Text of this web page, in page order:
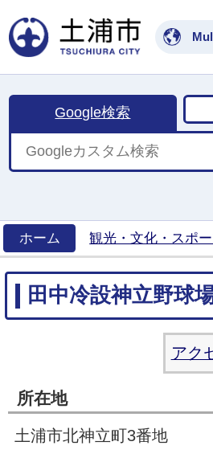
Google検索
ホーム
観光・文化・スポ
田中冷設神立野球
アク
所在地
土浦市北神立町3番地